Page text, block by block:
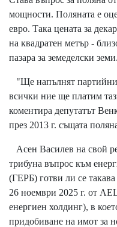
мощности. Поляната е
евро. Така цената за
на квадратен метър -
пазара за земеделски земи.
"Ще напълнят
всички ние ще платим
коментира депутатът
през 2013 г. същата
Асен Василев на свой
трибуна въпрос към
(ГЕРБ) готви ли се
26 ноември 2025 г. от
енергиен холдинг), в
придобиване на имот за